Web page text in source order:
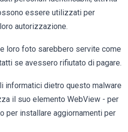
essere utilizzati per
autorizzazione.
loro foto sarebbero servite come
se avessero rifiutato di pagare.
informatici dietro questo malware
il suo elemento WebView - per
per installare aggiornamenti per